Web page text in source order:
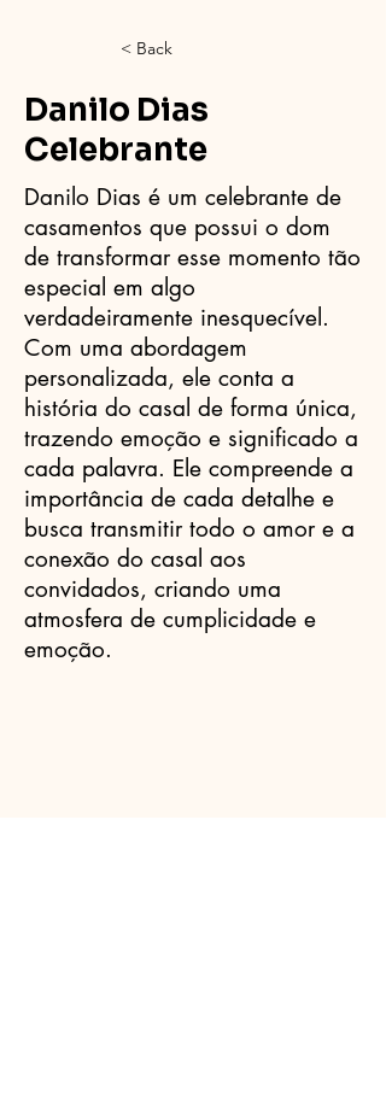
< Back
Danilo Dias
Celebrante
Danilo Dias é um celebrante de
casamentos que possui o dom
de transformar esse momento tão
especial em algo
verdadeiramente inesquecível.
Com uma abordagem
personalizada, ele conta a
história do casal de forma única,
trazendo emoção e significado a
cada palavra. Ele compreende a
importância de cada detalhe e
busca transmitir todo o amor e a
conexão do casal aos
convidados, criando uma
atmosfera de cumplicidade e
emoção.